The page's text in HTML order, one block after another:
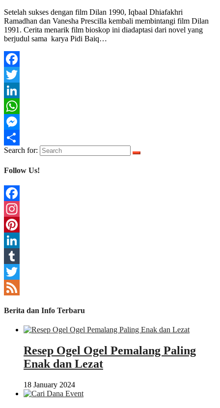
Setelah sukses dengan film Dilan 1990, Iqbaal Dhiafakhri
Ramadhan dan Vanesha Prescilla kembali membintangi film Dilan
1991. Cerita menarik film bioskop ini diadaptasi dari novel yang
berjudul sama karya Pidi Baiq…
Facebook
Twitter
LinkedIn
WhatsApp
Messenger
Share
Search for:
Follow Us!
Facebook
Instagram
Pinterest
LinkedIn
Tumblr
Twitter
Berita dan Info Terbaru
Resep Ogel Ogel Pemalang Paling
Enak dan Lezat
18 January 2024